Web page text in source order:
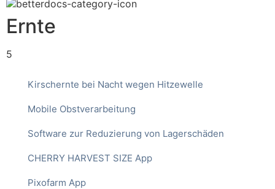
Ernte
5
Kirschernte bei Nacht wegen Hitzewelle
Mobile Obstverarbeitung
Software zur Reduzierung von Lagerschäden
CHERRY HARVEST SIZE App
Pixofarm App